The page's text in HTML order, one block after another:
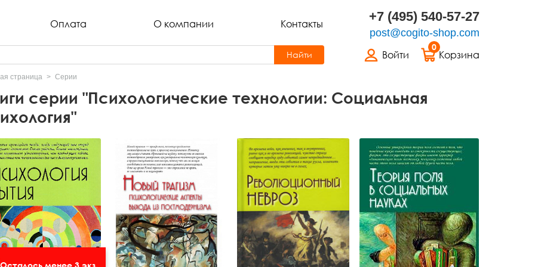
Оплата О компании Контакты +7 (495) 540-57-27
post@cogito-shop.com
Войти
0
Корзина
Найти
страница Серии
серии "Психологические технологии: Социальная
Осталось менее 3 экз.